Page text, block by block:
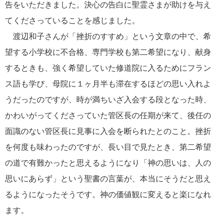
告をいただきました。決心の告白に聖霊さまが助けを与え
てくださっていることを感じました。
渡辺和子さんが「挫折のすすめ」という文章の中で、希
望する小学校に不合格、専門学校も第二希望になり、献身
するときも、強く希望していた修道院に入るためにフラン
ス語も学び、母院に１ヶ月半も滞在するほどの思い入れよ
うだったのですが、時が満ちいざ入会する段となった時、
かわいがってくださっていた管区長の任期が来て、後任の
面識のない管区長に見事に入会を断られたとのこと。挫折
を何度も味わったのですが、長い目で見たとき、第二希望
の道で有難かったと思えるようになり「神の思いは、人の
思いにあらず」という聖書の言葉が、本当にそうだと思え
るようになったそうです。神の価値観に変えると楽になれ
ます。